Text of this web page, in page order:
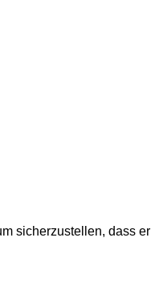
sicherzustellen, dass er